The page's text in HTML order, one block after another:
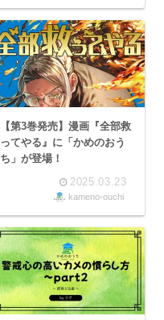
【第3巻発売】漫画『全部救
ってやる』に「かめのおう
ち」が登場！
2025.03.23
kameno-ouchi